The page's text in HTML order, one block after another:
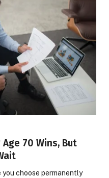
70 Wins, But
choose permanently